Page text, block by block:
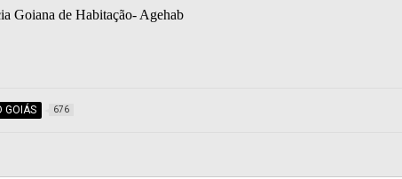
Goiana de Habitação- Agehab
GOIÁS 676